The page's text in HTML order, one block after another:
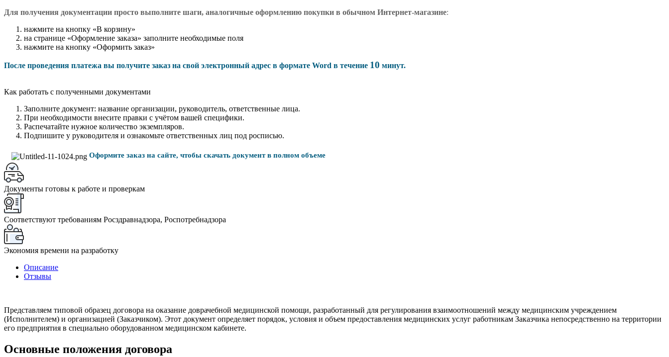
Для получения документации просто выполните шаги, аналогичные оформлению покупки в обычном Интернет-магазине:
нажмите на кнопку «В корзину»
на странице «Оформление заказа» заполните необходимые поля
нажмите на кнопку «Оформить заказ»
После проведения платежа вы получите заказ на свой электронный адрес в формате Word в течение 10 минут.
Как работать с полученными документами
Заполните документ: название организации, руководитель, ответственные лица.
При необходимости внесите правки с учётом вашей специфики.
Распечатайте нужное количество экземпляров.
Подпишите у руководителя и ознакомьте ответственных лиц под росписью.
Оформите заказ на сайте, чтобы скачать документ в полном объеме
Документы готовы к работе и проверкам
Соответствуют требованиям Росздравнадзора, Роспотребнадзора
Экономия времени на разработку
Описание
Отзывы
Представляем типовой образец договора на оказание доврачебной медицинской помощи, разработанный для регулирования взаимоотношений между медицинским учреждением
(Исполнителем) и организацией (Заказчиком). Этот документ определяет порядок, условия и объем предоставления медицинских услуг работникам Заказчика непосредственно на территории
его предприятия в специально оборудованном медицинском кабинете.
Основные положения договора